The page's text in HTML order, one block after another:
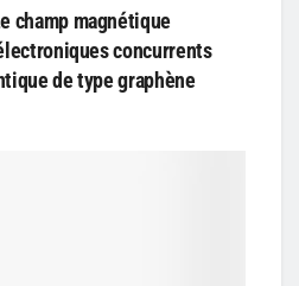
champ magnétique
concurrents
de type graphène